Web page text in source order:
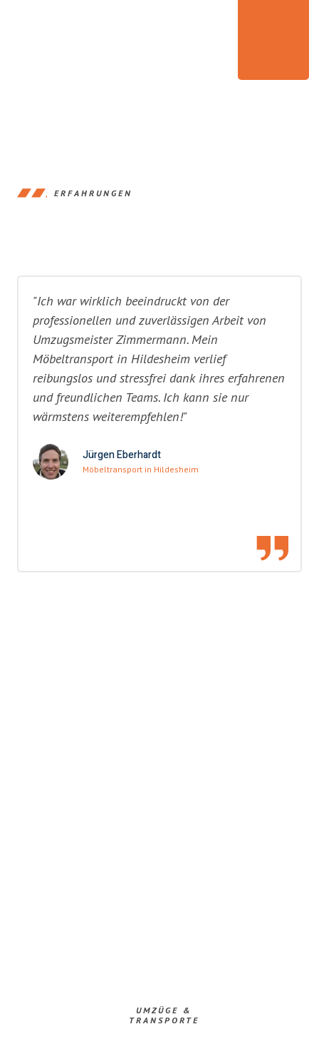
ERFAHRUNGEN
"Ich war wirklich beeindruckt von der
professionellen und zuverlässigen Arbeit von
Umzugsmeister Zimmermann. Mein
Möbeltransport in Hildesheim verlief
reibungslos und stressfrei dank ihres erfahrenen
und freundlichen Teams. Ich kann sie nur
wärmstens weiterempfehlen!"
Jürgen Eberhardt
Möbeltransport in Hildesheim
UMZÜGE &
TRANSPORTE